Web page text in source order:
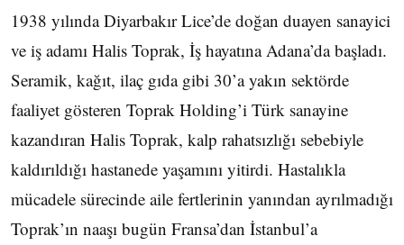
1938 yılında Diyarbakır Lice’de doğan duayen sanayici
ve iş adamı Halis Toprak, İş hayatına Adana’da başladı.
Seramik, kağıt, ilaç gıda gibi 30’a yakın sektörde
faaliyet gösteren Toprak Holding’i Türk sanayine
kazandıran Halis Toprak, kalp rahatsızlığı sebebiyle
kaldırıldığı hastanede yaşamını yitirdi. Hastalıkla
mücadele sürecinde aile fertlerinin yanından ayrılmadığı
Toprak’ın naaşı bugün Fransa’dan İstanbul’a